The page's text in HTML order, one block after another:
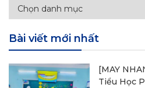
Bài viết mới nhất
[MAY
Tiểu Học